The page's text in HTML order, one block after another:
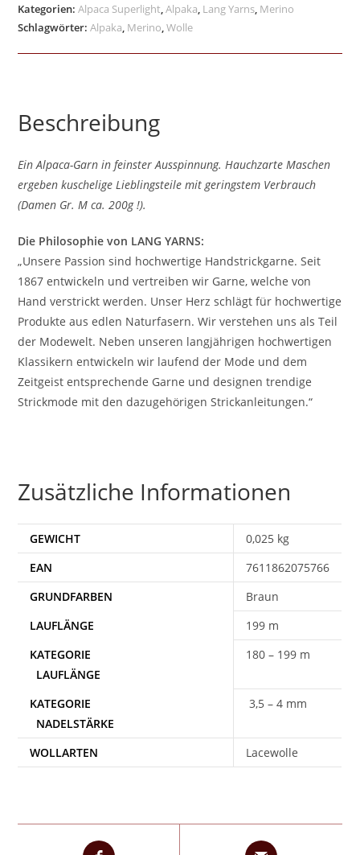
Kategorien:Alpaca Superlight ,Alpaka Lang Yarns Merino
Schlagwörter:Alpaka Merino ,Wolle
Beschreibung
Ein Alpaca-Garn in feinster Ausspinnung. Hauchzarte Maschen
ergeben kuschelige Lieblingsteile mit geringstem Verbrauch
(Damen Gr. M ca. 200g !).
Die Philosophie von LANG YARNS:
„Unsere Passion sind hochwertige Handstrickgarne. Seit
1867 entwickeln und vertreiben wir Garne, welche von
Hand verstrickt werden. Unser Herz schlägt für hochwertige
Produkte aus edlen Naturfasern. Wir verstehen uns als Teil
der Modewelt. Neben unseren langjährigen hochwertigen
Klassikern entwickeln wir laufend der Mode und dem
Zeitgeist entsprechende Garne und designen trendige
Strickmode mit den dazugehörigen Strickanleitungen.“
Zusätzliche Informationen
GEWICHT
0,025 kg
EAN
7611862075766
Braun
199 m
180 – 199 m
3,5 – 4 mm
WOLLARTEN Lacewolle